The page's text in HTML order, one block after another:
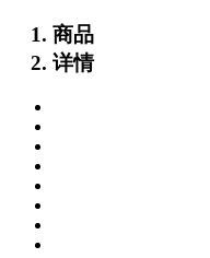
商品
详情